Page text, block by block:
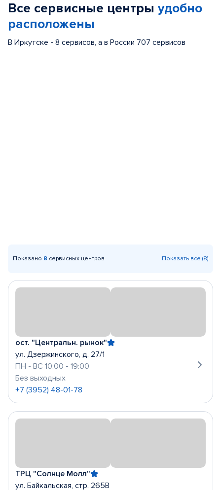
Все сервисные центры удобно
расположены
В Иркутске - 8 сервисов, а в России 707 сервисов
Показано 8 сервисных центров Показать все (8)
ост. "Центральн. рынок"
ул. Дзержинского, д. 27/1
ПН - ВС 10:00 - 19:00
Без выходных
+7 (3952) 48-01-78
ТРЦ "Солнце Молл"
ул. Байкальская, стр. 265В